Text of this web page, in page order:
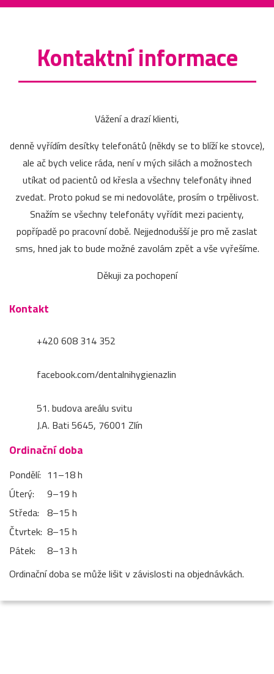
Kontaktní informace
Vážení a drazí klienti,
denně vyřídím desítky telefonátů (někdy se to blíží ke stovce),
ale ač bych velice ráda, není v mých silách a možnostech
utíkat od pacientů od křesla a všechny telefonáty ihned
zvedat. Proto pokud se mi nedovoláte, prosím o trpělivost.
Snažím se všechny telefonáty vyřídit mezi pacienty,
popřípadě po pracovní době. Nejjednodušší je pro mě zaslat
sms, hned jak to bude možné zavolám zpět a vše vyřešíme.
Děkuji za pochopení
Kontakt
+420 608 314 352
facebook.com/dentalnihygienazlin
51. budova areálu svitu
J.A. Bati 5645, 76001 Zlín
Ordinační doba
Pondělí: 11–⁠18 h
Úterý:
9–⁠19 h
Středa: 8–⁠15 h
Čtvrtek: 8–⁠15 h
Pátek:
8–⁠13 h
Ordinační doba se může lišit v závislosti na objednávkách.